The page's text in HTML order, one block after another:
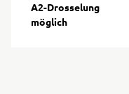
A2-Drosselung
möglich